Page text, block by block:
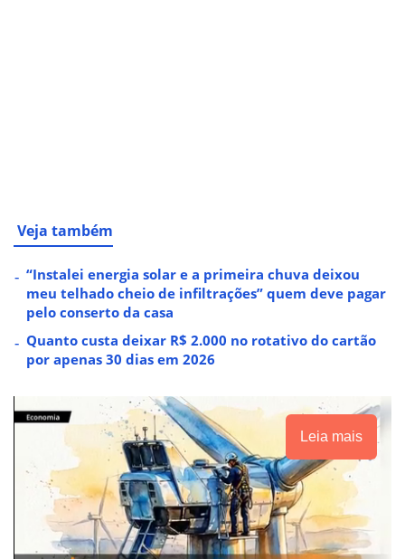
Veja também
“Instalei energia solar e a primeira chuva deixou
meu telhado cheio de infiltrações” quem deve pagar
pelo conserto da casa
Quanto custa deixar R$ 2.000 no rotativo do cartão
por apenas 30 dias em 2026
Leia mais